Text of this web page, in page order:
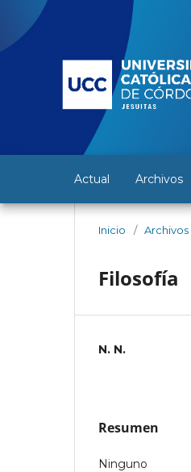
Actual Archivos
Inicio / Archivos
Filosofía
N. N.
Resumen
Ninguno